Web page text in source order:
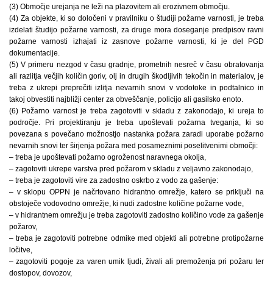
(3) Območje urejanja ne leži na plazovitem ali erozivnem območju.
(4) Za objekte, ki so določeni v pravilniku o študiji požarne varnosti, je treba
izdelati študijo požarne varnosti, za druge mora doseganje predpisov ravni
požarne varnosti izhajati iz zasnove požarne varnosti, ki je del PGD
dokumentacije.
(5) V primeru nezgod v času gradnje, prometnih nesreč v času obratovanja
ali razlitja večjih količin goriv, olj in drugih škodljivih tekočin in materialov, je
treba z ukrepi preprečiti izlitja nevarnih snovi v vodotoke in podtalnico in
takoj obvestiti najbližji center za obveščanje, policijo ali gasilsko enoto.
(6) Požarno varnost je treba zagotoviti v skladu z zakonodajo, ki ureja to
področje. Pri projektiranju je treba upoštevati požarna tveganja, ki so
povezana s povečano možnostjo nastanka požara zaradi uporabe požarno
nevarnih snovi ter širjenja požara med posameznimi poselitvenimi območji:
– treba je upoštevati požarno ogroženost naravnega okolja,
– zagotoviti ukrepe varstva pred požarom v skladu z veljavno zakonodajo,
– treba je zagotoviti vire za zadostno oskrbo z vodo za gašenje:
– v sklopu OPPN je načrtovano hidrantno omrežje, katero se priključi na
obstoječe vodovodno omrežje, ki nudi zadostne količine požarne vode,
– v hidrantnem omrežju je treba zagotoviti zadostno količino vode za gašenje
požarov,
– treba je zagotoviti potrebne odmike med objekti ali potrebne protipožarne
ločitve,
– zagotoviti pogoje za varen umik ljudi, živali ali premoženja pri požaru ter
dostopov, dovozov,